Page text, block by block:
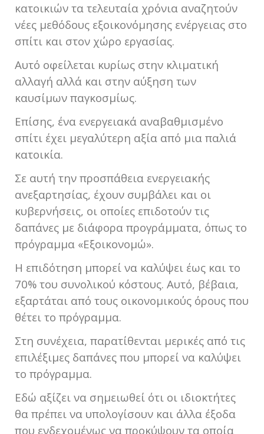
κατοικιών τα τελευταία χρόνια αναζητούν
νέες μεθόδους εξοικονόμησης ενέργειας στο
σπίτι και στον χώρο εργασίας.
Αυτό οφείλεται κυρίως στην κλιματική
αλλαγή αλλά και στην αύξηση των
καυσίμων παγκοσμίως.
Επίσης, ένα ενεργειακά αναβαθμισμένο
σπίτι έχει μεγαλύτερη αξία από μια παλιά
κατοικία.
Σε αυτή την προσπάθεια ενεργειακής
ανεξαρτησίας, έχουν συμβάλει και οι
κυβερνήσεις, οι οποίες επιδοτούν τις
δαπάνες με διάφορα προγράμματα, όπως το
πρόγραμμα «Εξοικονομώ».
Η επιδότηση μπορεί να καλύψει έως και το
70% του συνολικού κόστους. Αυτό, βέβαια,
εξαρτάται από τους οικονομικούς όρους που
θέτει το πρόγραμμα.
Στη συνέχεια, παρατίθενται μερικές από τις
επιλέξιμες δαπάνες που μπορεί να καλύψει
το πρόγραμμα.
Εδώ αξίζει να σημειωθεί ότι οι ιδιοκτήτες
θα πρέπει να υπολογίσουν και άλλα έξοδα
που ενδεχομένως να προκύψουν τα οποία